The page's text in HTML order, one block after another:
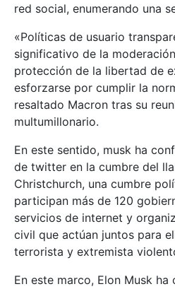
red social, enumerando una
«Políticas de usuario
significativo de la
protección de la libertad de
esforzarse por cumplir la
resaltado Macron tras su
multumillonario.
En este sentido, musk ha
de twitter en la cumbre del
Christchurch, una cumbre
participan más de 120
servicios de internet y
civil que actúan juntos para
terrorista y extremista
En este marco, Elon Musk